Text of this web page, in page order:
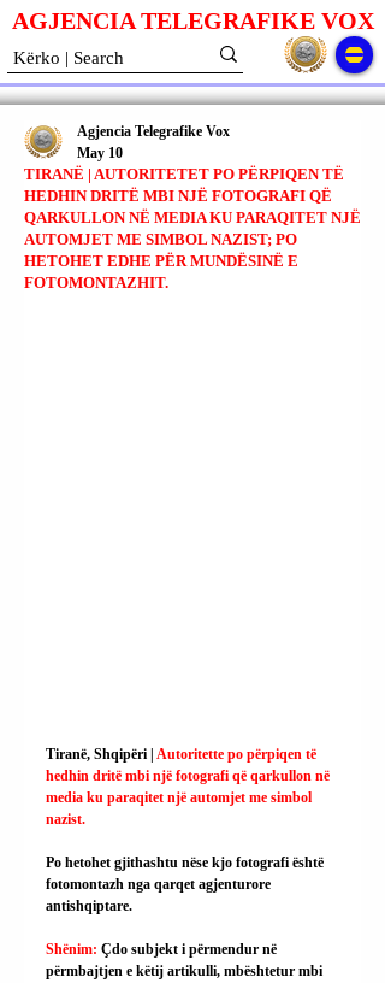
AGJENCIA TELEGRAFIKE VOX
TIRANË | AUTORITETET PO PËRPIQEN TË
HEDHIN DRITË MBI NJË FOTOGRAFI QË
QARKULLON NË MEDIA KU PARAQITET NJË
AUTOMJET ME SIMBOL NAZIST; PO
HETOHET EDHE PËR MUNDËSINË E
FOTOMONTAZHIT.
Agjencia Telegrafike Vox
May 10
Tiranë, Shqipëri | Autoritette po përpiqen të
hedhin dritë mbi një fotografi që qarkullon në
media ku paraqitet një automjet me simbol
nazist.
Po hetohet gjithashtu nëse kjo fotografi është
fotomontazh nga qarqet agjenturore
antishqiptare.
Shënim: Çdo subjekt i përmendur në
përmbajtjen e këtij artikulli, mbështetur mbi